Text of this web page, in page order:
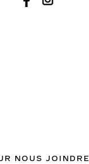
NOUS JOINDRE